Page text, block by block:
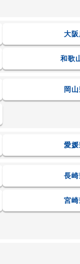
大
和歌
岡
愛
長
宮